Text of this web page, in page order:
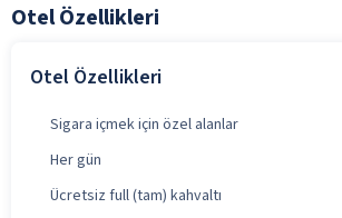
Otel Özellikleri
Otel Özellikleri
Sigara içmek için özel alanlar
Her gün
Ücretsiz full (tam) kahvaltı